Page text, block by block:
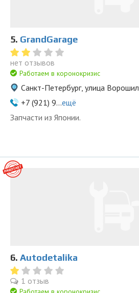
5. GrandGarage
нет отзывов
Работаем в коронокризис
Санкт-Петербург, улица
+7 (921) 9...ещё
Запчасти из Японии.
6. Autodetalika
1 отзыв